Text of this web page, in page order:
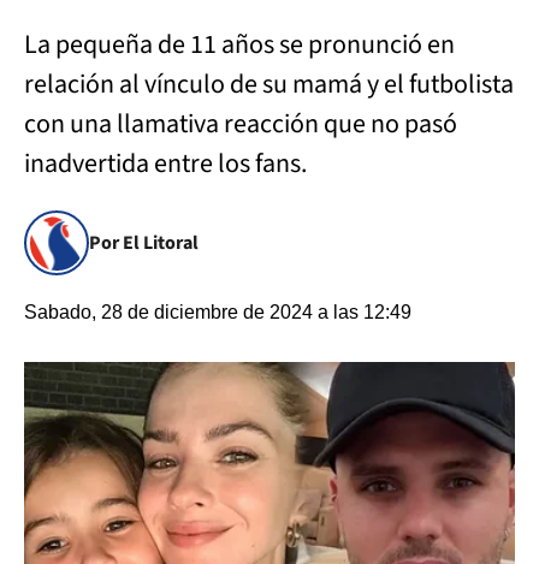
La pequeña de 11 años se pronunció en
relación al vínculo de su mamá y el futbolista
con una llamativa reacción que no pasó
inadvertida entre los fans.
Por El Litoral
Sabado, 28 de diciembre de 2024 a las 12:49